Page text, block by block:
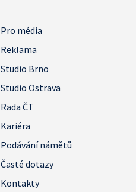
Pro média
Reklama
Studio Brno
Studio Ostrava
Rada ČT
Kariéra
Podávání námětů
Časté dotazy
Kontakty